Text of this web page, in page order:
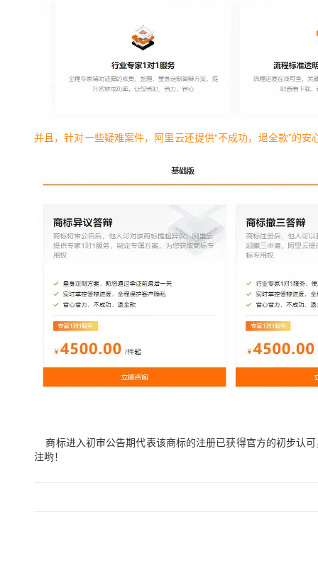
并且，针对一些疑难案件，阿里云还提供“不成功，退全款”的安
商标进入初审公告期代表该商标的注册已获得官方的初步认
注哟！